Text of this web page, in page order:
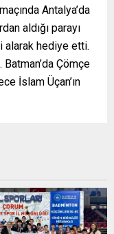
Antalya’da
aldığı parayı
hediye etti.
Batman’da Çömçe
İslam Üçan’ın